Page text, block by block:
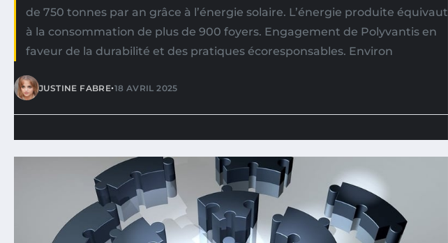
de 750 tonnes par an grâce à l’énergie solaire. L’énergie produite équivaut
à la consommation de plus de 900 foyers. Engagement de Polyvantis en
faveur de la durabilité et des pratiques écoresponsables. Environ
JUSTINE FABRE•18 AVRIL 2025